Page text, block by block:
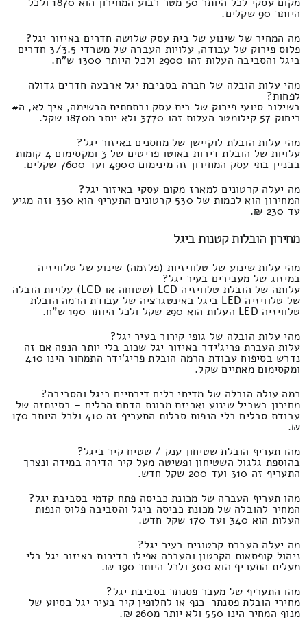
מקום עסקי לכל היותר 50 מטר רבוע המחירון הוא 1870 ולכל
היותר 90 שקלים.
מה המחיר של שינוע של בית עסק שלושה חדרים באיזור יגל?
פלוס פירוק של עבודה, עלויות העברה של משרדי 3/3.5 חדרים
ביגל והסביבה העלות זהו 2900 ולכל היותר 1300 ש"ח.
מהי עלות הובלה של חברה בסביבת יגל ארבעה חדרים גדולה
לפחות?
בשילוב סיועי פירוק של בית עסק ובתחתית הרשימה, איך לא, ה#
ריחוק 57 קילומטר העלות זהו 3770 ולא יותר מ1870 שקל.
מהי עלות הובלת לוקיישן של מחסנים באיזור יגל?
עלויות של הובלת דירות באוטו פריטים של 3 ומקסימום 4 קומות
בבניין בתי עסק המחירון זה מינימום 4900 ועד 7600 שקלים.
מה יעלה קרטונים למארז מקום עסקי באיזור יגל?
המחירון הוא לכמות של 530 קרטונים התעריף הוא 330 וזה מגיע
עד 230 ₪.
מחירון הובלות קטנות ביגל
מהי עלות שינוע של טלוויזיות (פלזמה) שינוע של טלוויזיה
במיזוג של מעבירים בעיר יגל?
עלותה של הובלת טלוויזיה LCD (שטוחה או LCD) עלויות הובלה
של טלוויזיה LED ביגל באינטגרציה של עבודת הרמה הובלת
טלוויזיה LED העלות הוא 290 שקל ולכל היותר 190 ש"ח.
מהי עלות הובלה של גופי קירור בעיר יגל?
עלות העברת פריג'ידר באיזור יגל שכוב בלי יותר הנפה אם זה
נדרש בסיפוח עבודת הרמה הובלת פריג'ידר התמחור הינו 410
ומקסימום מאתיים שקל.
כמה עולה הובלה של מדיחי כלים דירתיים ביגל והסביבה?
מחירון בשביל שינוע ואריזת מכונת הדחת הכלים – בסינתזה של
עבודת סבלים בלי הנפות סבלות התעריף זה 410 ולכל היותר 170
₪.
מהו תעריף הובלת שטיחון ענק / שטיח קיר ביגל?
בהוספת גלגול השטיחון ופשיטה מעל קיר הדירה במידה ונצרך
התעריף זה 310 ועד 200 שקל חדש.
מהו תעריף העברה של מכונת כביסה פתח קדמי בסביבת יגל?
המחיר להובלה של מכונת כביסה ביגל והסביבה פלוס הנפות
העלות הוא 340 ועד 170 שקל חדש.
מה יעלה העברת קרטונים בעיר יגל?
ניהול קופסאות הקרטון והעברה אפילו בדירות באיזור יגל בלי
מעלית התעריף הוא 300 ולכל היותר 190 ₪.
מהו התעריף של מעבר פסנתר בסביבת יגל?
מחירי הובלת פסנתר-כנף או לחלופין קיר בעיר יגל בסיוע של
מנוף המחיר הינו 550 ולא יותר מ260 ₪.